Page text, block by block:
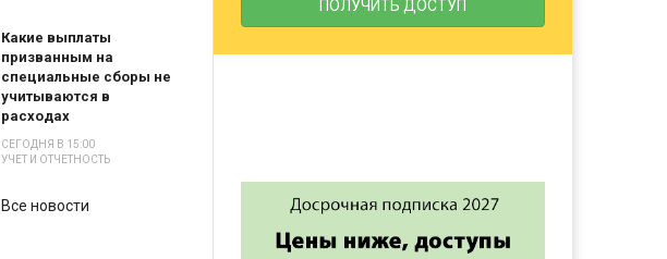
Какие выплаты
призванным на
специальные сборы не
учитываются в
расходах
СЕГОДНЯ В 15:00
УЧЕТ И ОТЧЕТНОСТЬ
Все новости